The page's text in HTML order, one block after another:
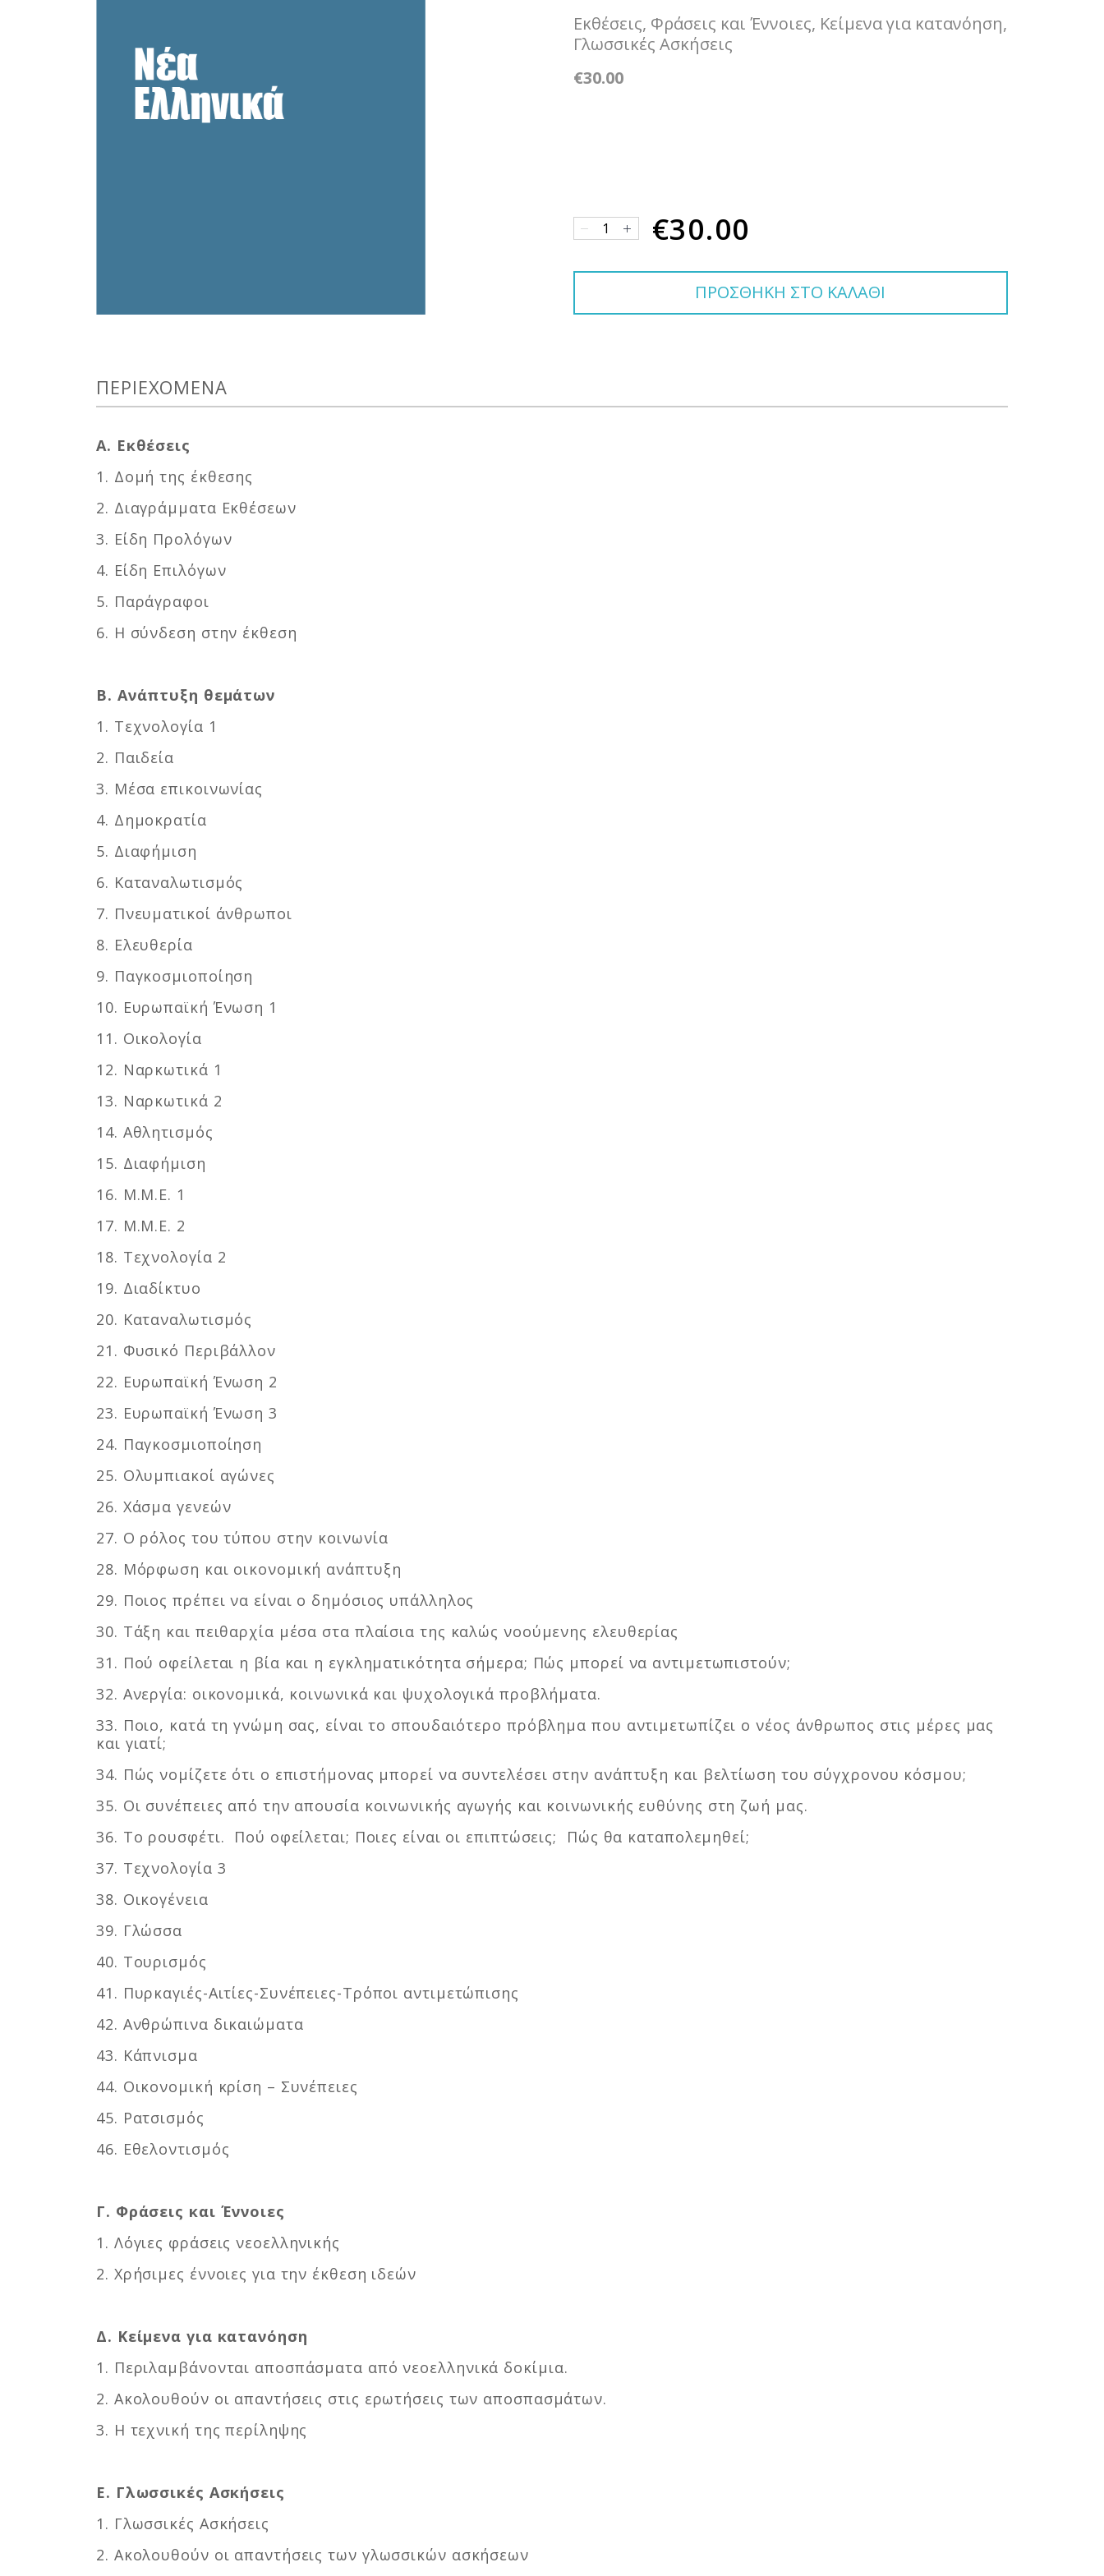
Εκθέσεις, Φράσεις και Έννοιες, Κείμενα για κατανόηση,
Γλωσσικές Ασκήσεις
€30.00
€30.00
ΠΡΟΣΘΗΚΗ ΣΤΟ ΚΑΛΑΘΙ
ΠΕΡΙΕΧΟΜΕΝΑ
Α. Εκθέσεις
1. Δομή της έκθεσης
2. Διαγράμματα Εκθέσεων
3. Είδη Προλόγων
4. Είδη Επιλόγων
5. Παράγραφοι
6. Η σύνδεση στην έκθεση
Β. Ανάπτυξη θεμάτων
1. Τεχνολογία 1
2. Παιδεία
3. Μέσα επικοινωνίας
4. Δημοκρατία
5. Διαφήμιση
6. Καταναλωτισμός
7. Πνευματικοί άνθρωποι
8. Ελευθερία
9. Παγκοσμιοποίηση
10. Ευρωπαϊκή Ένωση 1
11. Οικολογία
12. Ναρκωτικά 1
13. Ναρκωτικά 2
14. Αθλητισμός
15. Διαφήμιση
16. Μ.Μ.Ε. 1
17. Μ.Μ.Ε. 2
18. Τεχνολογία 2
19. Διαδίκτυο
20. Καταναλωτισμός
21. Φυσικό Περιβάλλον
22. Ευρωπαϊκή Ένωση 2
23. Ευρωπαϊκή Ένωση 3
24. Παγκοσμιοποίηση
25. Ολυμπιακοί αγώνες
26. Χάσμα γενεών
27. Ο ρόλος του τύπου στην κοινωνία
28. Μόρφωση και οικονομική ανάπτυξη
29. Ποιος πρέπει να είναι ο δημόσιος υπάλληλος
30. Τάξη και πειθαρχία μέσα στα πλαίσια της καλώς νοούμενης ελευθερίας
31. Πού οφείλεται η βία και η εγκληματικότητα σήμερα; Πώς μπορεί να αντιμετωπιστούν;
32. Ανεργία: οικονομικά, κοινωνικά και ψυχολογικά προβλήματα.
33. Ποιο, κατά τη γνώμη σας, είναι το σπουδαιότερο πρόβλημα που αντιμετωπίζει ο νέος άνθρωπος στις μέρες μας
και γιατί;
34. Πώς νομίζετε ότι ο επιστήμονας μπορεί να συντελέσει στην ανάπτυξη και βελτίωση του σύγχρονου κόσμου;
35. Οι συνέπειες από την απουσία κοινωνικής αγωγής και κοινωνικής ευθύνης στη ζωή μας.
36. Το ρουσφέτι. Πού οφείλεται; Ποιες είναι οι επιπτώσεις; Πώς θα καταπολεμηθεί;
37. Τεχνολογία 3
38. Οικογένεια
39. Γλώσσα
40. Τουρισμός
41. Πυρκαγιές-Αιτίες-Συνέπειες-Τρόποι αντιμετώπισης
42. Ανθρώπινα δικαιώματα
43. Κάπνισμα
44. Οικονομική κρίση – Συνέπειες
45. Ρατσισμός
46. Εθελοντισμός
Γ. Φράσεις και Έννοιες
1. Λόγιες φράσεις νεοελληνικής
2. Χρήσιμες έννοιες για την έκθεση ιδεών
Δ. Κείμενα για κατανόηση
1. Περιλαμβάνονται αποσπάσματα από νεοελληνικά δοκίμια.
2. Ακολουθούν οι απαντήσεις στις ερωτήσεις των αποσπασμάτων.
3. Η τεχνική της περίληψης
Ε. Γλωσσικές Ασκήσεις
1. Γλωσσικές Ασκήσεις
2. Ακολουθούν οι απαντήσεις των γλωσσικών ασκήσεων